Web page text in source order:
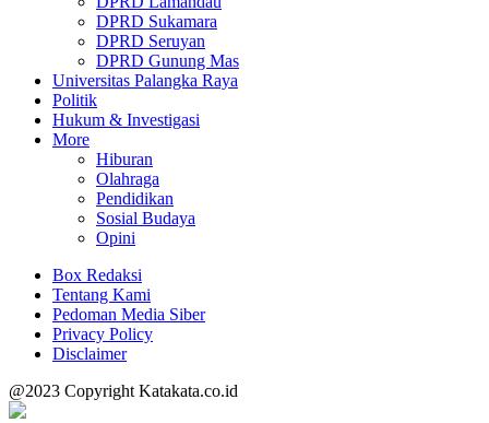
DPRD Sukamara
DPRD Seruyan
DPRD Gunung Mas
Universitas Palangka Raya
Politik
Hukum & Investigasi
More
Hiburan
Olahraga
Pendidikan
Sosial Budaya
Opini
Box Redaksi
Tentang Kami
Pedoman Media Siber
Privacy Policy
Disclaimer
@2023 Copyright Katakata.co.id